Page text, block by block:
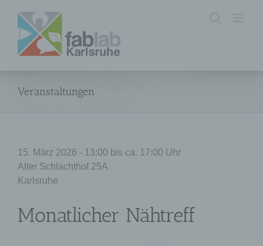
Inhalt
springen
Veranstaltungen
15. März 2026 - 13:00 bis ca. 17:00 Uhr
Alter Schlachthof 25A
Karlsruhe
Monatlicher Nähtreff